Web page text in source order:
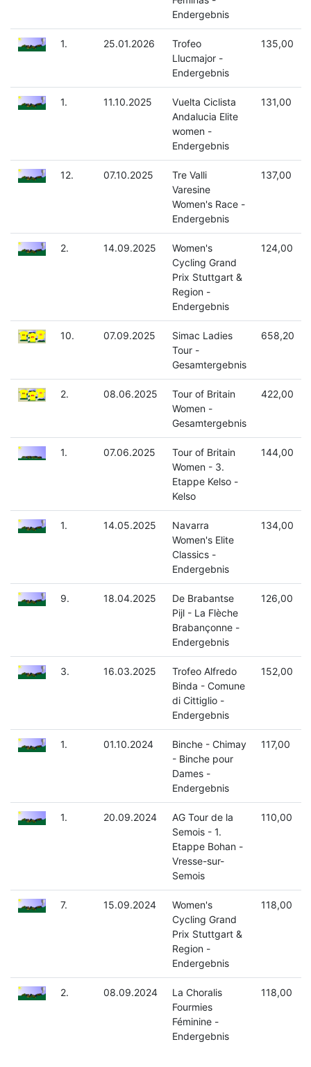
Endergebnis
1. 25.01.2026
Trofeo
Llucmajor -
Endergebnis
135,00
1. 11.10.2025
Vuelta Ciclista
Andalucia Elite
women -
Endergebnis
131,00
12. 07.10.2025
Tre Valli
Varesine
Women's Race -
Endergebnis
137,00
2. 14.09.2025
Women's
Cycling Grand
Prix Stuttgart &
Region -
Endergebnis
124,00
10. 07.09.2025
Simac Ladies
Tour -
Gesamtergebnis
658,20
2. 08.06.2025
Tour of Britain
Women -
Gesamtergebnis
422,00
1. 07.06.2025
Tour of Britain
Women - 3.
Etappe Kelso -
Kelso
144,00
1. 14.05.2025
Navarra
Women's Elite
Classics -
Endergebnis
134,00
9. 18.04.2025
De Brabantse
Pijl - La Flèche
Brabançonne -
Endergebnis
126,00
3. 16.03.2025
Trofeo Alfredo
Binda - Comune
di Cittiglio -
Endergebnis
152,00
1. 01.10.2024
Binche - Chimay
- Binche pour
Dames -
Endergebnis
117,00
1. 20.09.2024
AG Tour de la
Semois - 1.
Etappe Bohan -
Vresse-sur-
Semois
110,00
7. 15.09.2024
Women's
Cycling Grand
Prix Stuttgart &
Region -
Endergebnis
118,00
2. 08.09.2024
La Choralis
Fourmies
Féminine -
Endergebnis
118,00